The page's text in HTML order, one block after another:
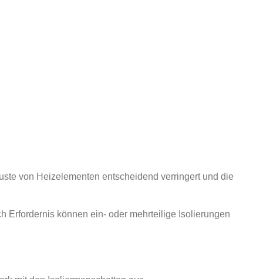
von Heizelementen entscheidend verringert und die
Erfordernis können ein- oder mehrteilige Isolierungen